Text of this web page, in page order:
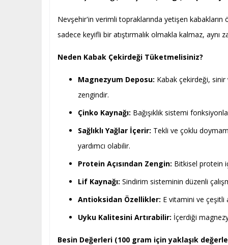
Nevşehir'in verimli topraklarında yetişen kabakların
sadece keyifli bir atıştırmalık olmakla kalmaz, aynı
Neden Kabak Çekirdeği Tüketmelisiniz?
Magnezyum Deposu: Kabak çekirdeği,
zengindir.
Çinko Kaynağı: Bağışıklık sistemi
Sağlıklı Yağlar İçerir: Tekli ve çoklu
yardımcı olabilir.
Protein Açısından Zengin: Bitkisel protein
Lif Kaynağı: Sindirim sisteminin düzenli
Antioksidan Özellikler: E vitamini ve çeşitli
Uyku Kalitesini Artırabilir: İçerdiği
Besin Değerleri (100 gram için yaklaşık